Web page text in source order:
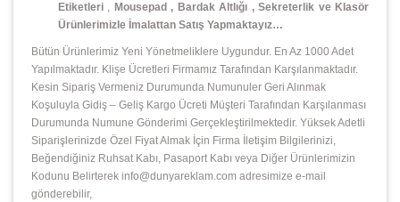
Etiketleri , Mousepad , Bardak Altlığı , Sekreterlik ve Klasör
Ürünlerimizle İmalattan Satış Yapmaktayız…
Bütün Ürünlerimiz Yeni Yönetmeliklere Uygundur. En Az 1000 Adet
Yapılmaktadır. Klişe Ücretleri Firmamız Tarafından Karşılanmaktadır.
Kesin Sipariş Vermeniz Durumunda Numunuler Geri Alınmak
Koşuluyla Gidiş – Geliş Kargo Ücreti Müşteri Tarafından Karşılanması
Durumunda Numune Gönderimi Gerçekleştirilmektedir. Yüksek Adetli
Siparişlerinizde Özel Fiyat Almak İçin Firma İletişim Bilgilerinizi,
Beğendiğiniz Ruhsat Kabı, Pasaport Kabı veya Diğer Ürünlerimizin
Kodunu Belirterek info@dunyareklam.com adresimize e-mail
gönderebilir,